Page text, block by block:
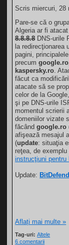
Scris miercuri, 28
Pare-se că o
Algeria ar fi
8.8.8.8DNS-urile
la redirecţionarea
pagini,
precumgoogle.ro
kaspersky.ro .
făcut ca
atacate să se
celor de la
şi pe DNS-urile
momentul scrierii
domeniilor vizate
făcândgoogle.ro
afişează mesajul
(update: situaţia
reţea, de
instrucţiuni pentru
Update:
Aflați mai multe »
Tag-uri:Altele
6 comentarii